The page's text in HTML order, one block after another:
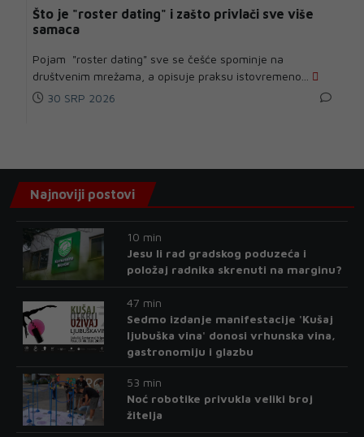
Što je "roster dating" i zašto privlači sve više
samaca
Pojam "roster dating" sve se češće spominje na
društvenim mrežama, a opisuje praksu istovremeno...
30 SRP 2026
Najnoviji postovi
10 min
Jesu li rad gradskog poduzeća i
položaj radnika skrenuti na marginu?
47 min
Sedmo izdanje manifestacije 'Kušaj
ljubuška vina' donosi vrhunska vina,
gastronomiju i glazbu
53 min
Noć robotike privukla veliki broj
žitelja